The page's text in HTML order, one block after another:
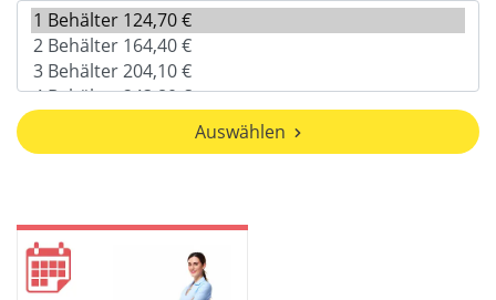
Auswählen